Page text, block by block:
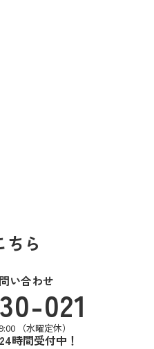
ちら
い合わせ
021
（水曜定休）
時間受付中！